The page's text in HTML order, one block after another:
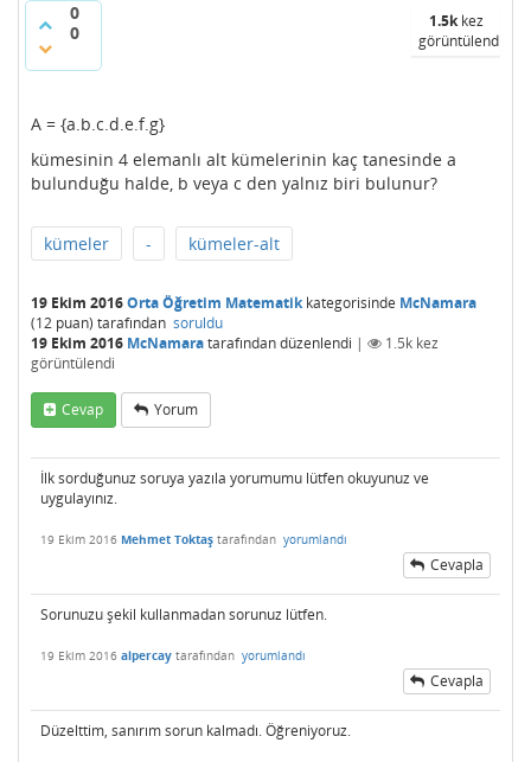
0
0
1.5kkez
görüntülendi
A = {a.b.c.d.e.f.g}
kümesinin 4 elemanlı alt kümelerinin kaç tanesinde a
bulunduğu halde, b veya c den yalnız biri bulunur?
kümeler - kümeler-alt
19 Ekim 2016Orta Öğretim Matematikkategorisinde McNamara
(12 puan) tarafından soruldu
19 Ekim 2016 McNamaratarafındandüzenlendi | 1.5k kez
görüntülendi
Cevap Yorum
İlk sorduğunuz soruya yazıla yorumumu lütfen okuyunuz ve
uygulayınız.
19 Ekim 2016 Mehmet Toktaş tarafından yorumlandı
Cevapla
Sorunuzu şekil kullanmadan sorunuz lütfen.
19 Ekim 2016 alpercay tarafından yorumlandı
Cevapla
Düzelttim, sanırım sorun kalmadı. Öğreniyoruz.